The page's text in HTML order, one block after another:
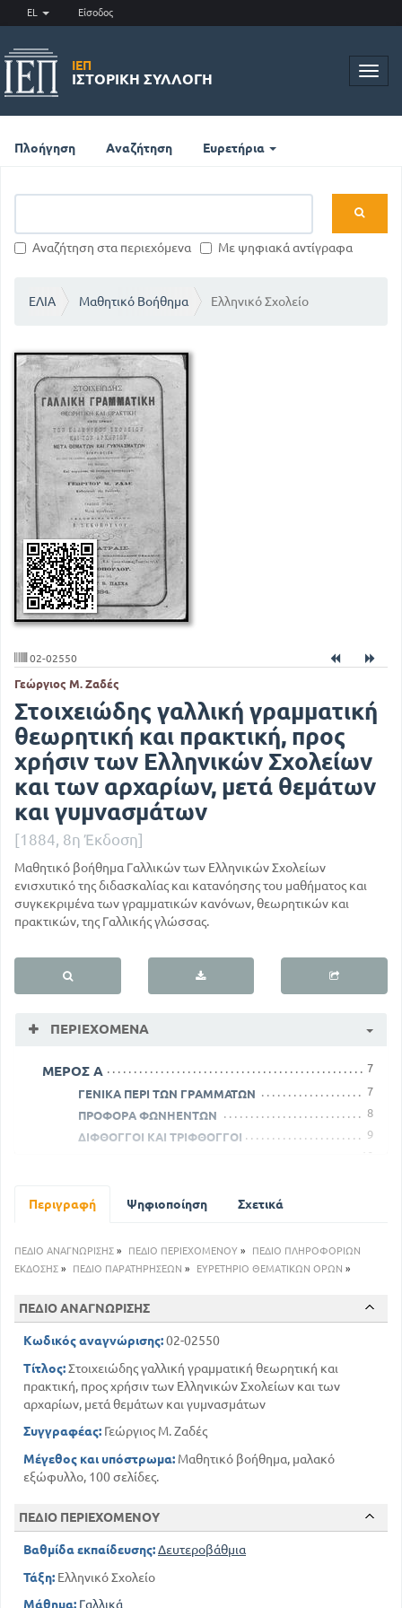
EL Είσοδος
ΙΕΠ
ΙΣΤΟΡΙΚΉ ΣΥΛΛΟΓΉ
Πλοήγηση Αναζήτηση Ευρετήρια
Αναζήτηση στα περιεχόμενα Με ψηφιακά αντίγραφα
ΕΛΙΑ Μαθητικό Βοήθημα Ελληνικό Σχολείο
02-02550
Γεώργιος Μ. Ζαδές
Στοιχειώδης γαλλική γραμματική
θεωρητική και πρακτική, προς
χρήσιν των Ελληνικών Σχολείων
και των αρχαρίων, μετά θεμάτων
και γυμνασμάτων
[1884, 8η Έκδοση]
Μαθητικό βοήθημα Γαλλικών των Ελληνικών Σχολείων
ενισχυτικό της διδασκαλίας και κατανόησης του μαθήματος και
συγκεκριμένα των γραμματικών κανόνων, θεωρητικών και
πρακτικών, της Γαλλικής γλώσσας.
ΠΕΡΙΕΧΌΜΕΝΑ
ΜΕΡΟΣ Α 7
ΓΕΝΙΚΑ ΠΕΡΙ ΤΩΝ ΓΡΑΜΜΑΤΩΝ
7
ΠΡΟΦΟΡΑ ΦΩΝΗΕΝΤΩΝ
8
ΔΙΦΘΟΓΓΟΙ ΚΑΙ ΤΡΙΦΘΟΓΓΟΙ
9
10
` ΤΑ ΜΕΡΗ ΤΟΥ ΛΟΓΟΥ
ΤΑ ΕΠΙΘΕΤΑ ΤΑ ΕΙΔΗ ΚΑΙ ΟΙ ΧΡΟΝΟΙ ΑΥΤΩΝ
ΑΝΤΩΝΥΜΙΕΣ ΚΑΙ ΤΑ ΕΙΔΗ ΑΥΤΩΝ
38
ΓΥΜΝΑΣΜΑ ΣΧΕΤΙΚΑ ΜΕ ΤΑ ΠΕΡΙΕΧΟΜΕΝΑ ΤΟΥ Α'
ΜΕΡΟΥΣ
ΜΕΡΟΣ Β
ΤΑ ΡΗΜΑΤΑ ΤΑ ΕΙΔΗ ΚΑΙ Ο ΣΧΗΜΑΤΙΣΜΟΣ ΤΟΥΣ
ΟΥΔΕΤΕΡΑ ΡΗΜΑΤΑ ΤΑ ΕΙΔΗ ΑΥΤΩΝ
ΣΧΗΜΑΤΙΣΜΟΣ ΤΩΝ ΧΡΟΝΩΝ
ΑΣΚΗΣΕΙΣ ΤΟΥ Β' ΜΕΡΟΥΣ
Περιγραφή Ψηφιοποίηση Σχετικά
ΠΕΔΙΟ ΑΝΑΓΝΩΡΙΣΗΣ » ΠΕΔΙΟ ΠΕΡΙΕΧΟΜΕΝΟΥ »
ΠΕΔΙΟ ΠΛΗΡΟΦΟΡΙΩΝ
ΕΚΔΟΣΗΣ » ΠΕΔΙΟ ΠΑΡΑΤΗΡΗΣΕΩΝ » ΕΥΡΕΤΗΡΙΟ ΘΕΜΑΤΙΚΩΝ ΟΡΩΝ »
ΠΕΔΙΟ ΑΝΑΓΝΩΡΙΣΗΣ
Κωδικός αναγνώρισης:02-02550
Τίτλος:Στοιχειώδης γαλλική γραμματική θεωρητική και
πρακτική, προς χρήσιν των Ελληνικών Σχολείων και των
αρχαρίων, μετά θεμάτων και γυμνασμάτων
Συγγραφέας: Γεώργιος Μ. Ζαδές
Μέγεθος και υπόστρωμα: Μαθητικό βοήθημα, μαλακό
εξώφυλλο, 100 σελίδες.
ΠΕΔΙΟ ΠΕΡΙΕΧΟΜΕΝΟΥ
Βαθμίδα εκπαίδευσης:Δευτεροβάθμια
Τάξη: Ελληνικό Σχολείο
Μάθημα: Γαλλικά